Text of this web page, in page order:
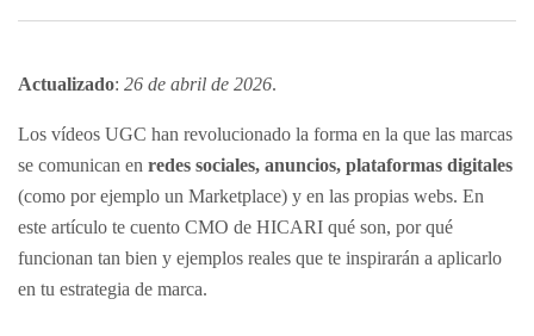
Actualizado: 26 de abril de 2026.
Los vídeos UGC han revolucionado la forma en la que las marcas
se comunican en redes sociales, anuncios, plataformas digitales
(como por ejemplo un Marketplace) y en las propias webs. En
este artículo te cuento CMO de HICARI qué son, por qué
funcionan tan bien y ejemplos reales que te inspirarán a aplicarlo
en tu estrategia de marca.